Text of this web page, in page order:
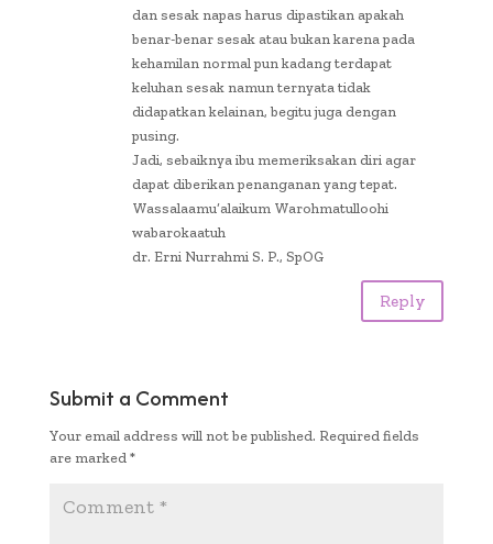
dan sesak napas harus dipastikan apakah
benar-benar sesak atau bukan karena pada
kehamilan normal pun kadang terdapat
keluhan sesak namun ternyata tidak
didapatkan kelainan, begitu juga dengan
pusing.
Jadi, sebaiknya ibu memeriksakan diri agar
dapat diberikan penanganan yang tepat.
Wassalaamu’alaikum Warohmatulloohi
wabarokaatuh
dr. Erni Nurrahmi S. P., SpOG
Reply
Submit a Comment
Your email address will not be published. Required fields
are marked *